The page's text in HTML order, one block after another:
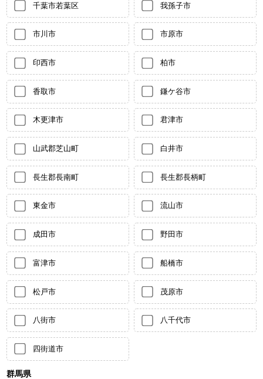
千葉市若葉区 我孫子市
市川市 市原市
印西市 柏市
香取市 鎌ケ谷市
木更津市 君津市
山武郡芝山町 白井市
長生郡長南町 長生郡長柄町
東金市 流山市
成田市 野田市
富津市 船橋市
松戸市 茂原市
八街市 八千代市
四街道市
群馬県